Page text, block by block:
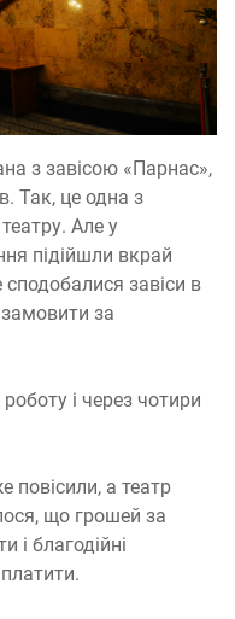
з завісою «Парнас»,
Так, це одна з
Але у
підійшли вкрай
завіси в
за
і через чотири
повісили, а театр
що грошей за
і благодійні